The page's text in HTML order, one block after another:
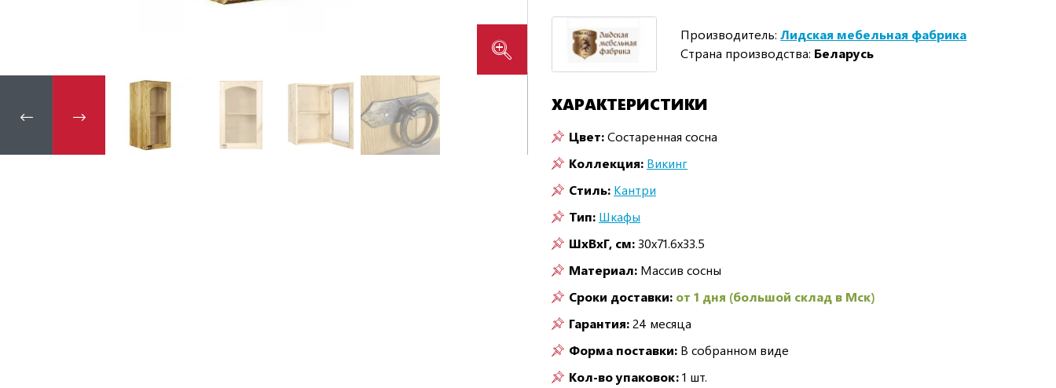
Производитель:Лидская мебельная фабрика
Страна производства: Беларусь
ХАРАКТЕРИСТИКИ
Цвет:Состаренная сосна
Коллекция: Викинг
Стиль: Кантри
Тип: Шкафы
ШxВxГ, см:30x71.6x33.5
Материал: Массив сосны
Сроки доставки: от 1 дня (большой склад в Мск)
Гарантия:24 месяца
Форма поставки: В собранном виде
Кол-во упаковок:1 шт.